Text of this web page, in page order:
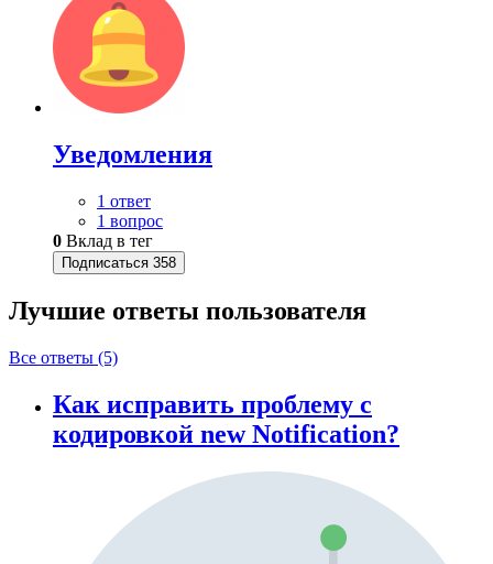
Уведомления
1 ответ
1 вопрос
0 Вклад в тег
Подписаться 358
Лучшие ответы пользователя
Все ответы (5)
Как исправить проблему с
кодировкой new Notification?